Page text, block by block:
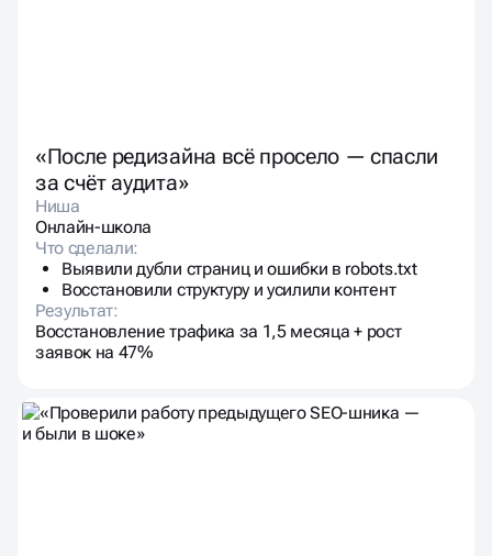
«После редизайна всё просело — спасли
за счёт аудита»
Ниша
Онлайн-школа
Что сделали:
Выявили дубли страниц и ошибки в robots.txt
Восстановили структуру и усилили контент
Результат:
Восстановление трафика за 1,5 месяца + рост
заявок на 47%